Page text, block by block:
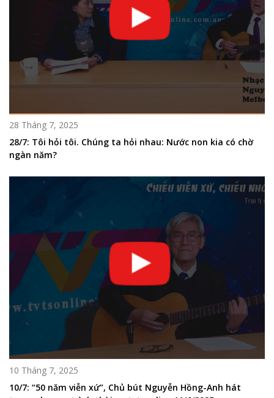
28 Tháng 7, 2025
28/7: Tôi hỏi tôi. Chúng ta hỏi nhau: Nước non kia có chờ
ngàn năm?
10 Tháng 7, 2025
10/7: “50 năm viễn xứ”, Chủ bút Nguyễn Hồng-Anh hát